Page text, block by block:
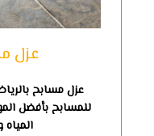
عزل
عزل مسابح
للمسابح بأفضل